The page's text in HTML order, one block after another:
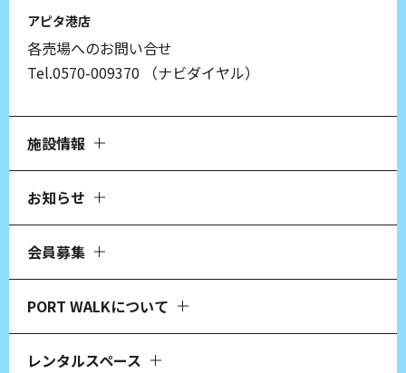
アピタ港店
各売場へのお問い合せ
Tel.0570-009370 （ナビダイヤル）
施設情報
お知らせ
会員募集
PORT WALKについて
レンタルスペース